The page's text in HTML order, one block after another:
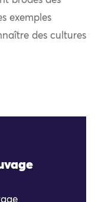
exemples
des cultures